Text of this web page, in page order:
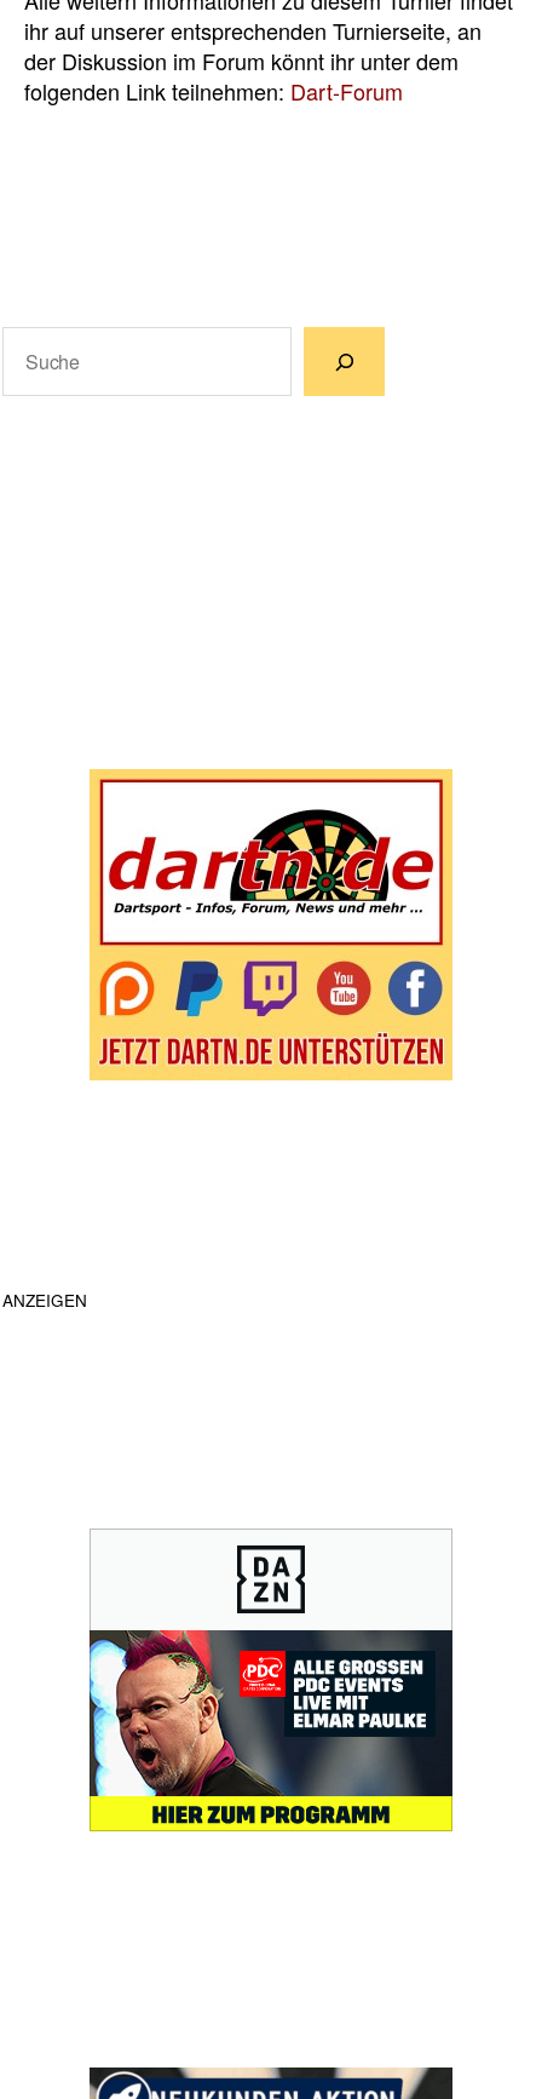
ihr auf unserer entsprechenden Turnierseite, an
der Diskussion im Forum könnt ihr unter dem
folgenden Link teilnehmen: Dart-Forum
ANZEIGEN